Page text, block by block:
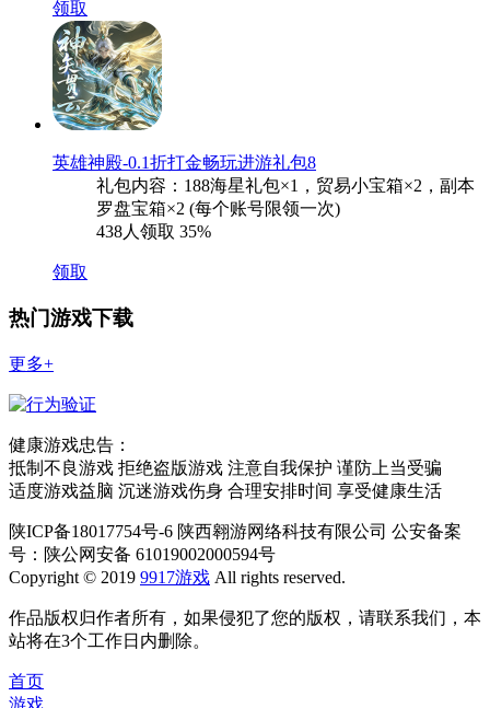
领取
英雄神殿-0.1折打金畅玩进游礼包8
礼包内容：188海星礼包×1，贸易小宝箱×2，副本
罗盘宝箱×2 (每个账号限领一次)
438人领取 35%
领取
热门游戏下载
更多+
健康游戏忠告：
抵制不良游戏 拒绝盗版游戏 注意自我保护 谨防上当受骗
适度游戏益脑 沉迷游戏伤身 合理安排时间 享受健康生活
陕ICP备18017754号-6 陕西翱游网络科技有限公司 公安备案
号：陕公网安备 61019002000594号
Copyright © 2019 9917游戏 All rights reserved.
作品版权归作者所有，如果侵犯了您的版权，请联系我们，本
站将在3个工作日内删除。
首页
游戏